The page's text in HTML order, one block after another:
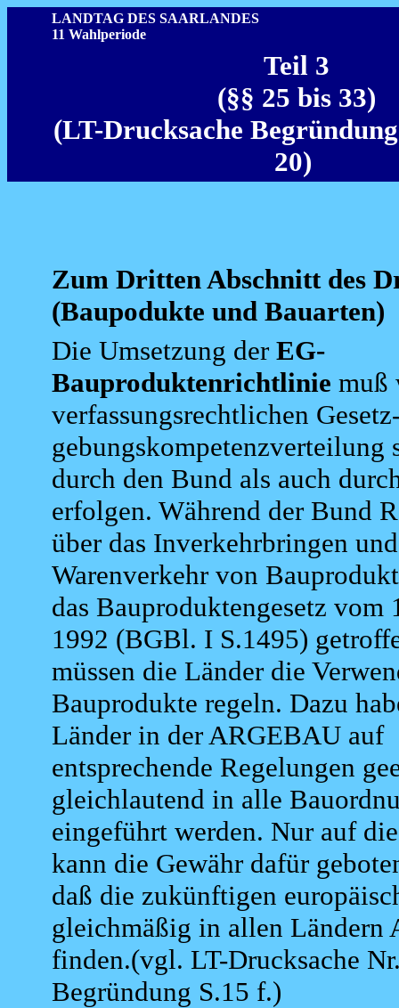
LANDTAG DES SAARLANDES
11 Wahlperiode
Teil 3
(§§ 25 bis 33)
(LT-Drucksache
20)
Zum Dritten Abschnitt des
(Baupodukte und Bauarten)
Die Umsetzung der EG-
Bauproduktenrichtlinie muß
verfassungsrechtlichen
gebungskompetenzverteilung
durch den Bund als auch
erfolgen. Während der Bund
über das Inverkehrbringen
Warenverkehr von
das Bauproduktengesetz vom
1992 (BGBl. I S.1495)
müssen die Länder die
Bauprodukte regeln. Dazu
Länder in der ARGEBAU auf
entsprechende Regelungen
gleichlautend in alle
eingeführt werden. Nur auf
kann die Gewähr dafür
daß die zukünftigen
gleichmäßig in allen Ländern
finden.(vgl. LT-Drucksache
Begründung S.15 f.)